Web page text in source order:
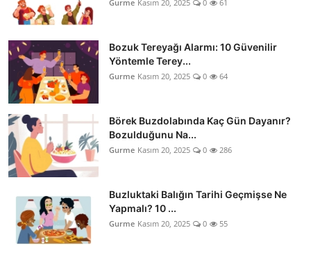
Gurme Kasım 20, 2025 0 61
Bozuk Tereyağı Alarmı: 10 Güvenilir
Yöntemle Terey...
Gurme Kasım 20, 2025 0 64
Börek Buzdolabında Kaç Gün Dayanır?
Bozulduğunu Na...
Gurme Kasım 20, 2025 0 286
Buzluktaki Balığın Tarihi Geçmişse Ne
Yapmalı? 10 ...
Gurme Kasım 20, 2025 0 55